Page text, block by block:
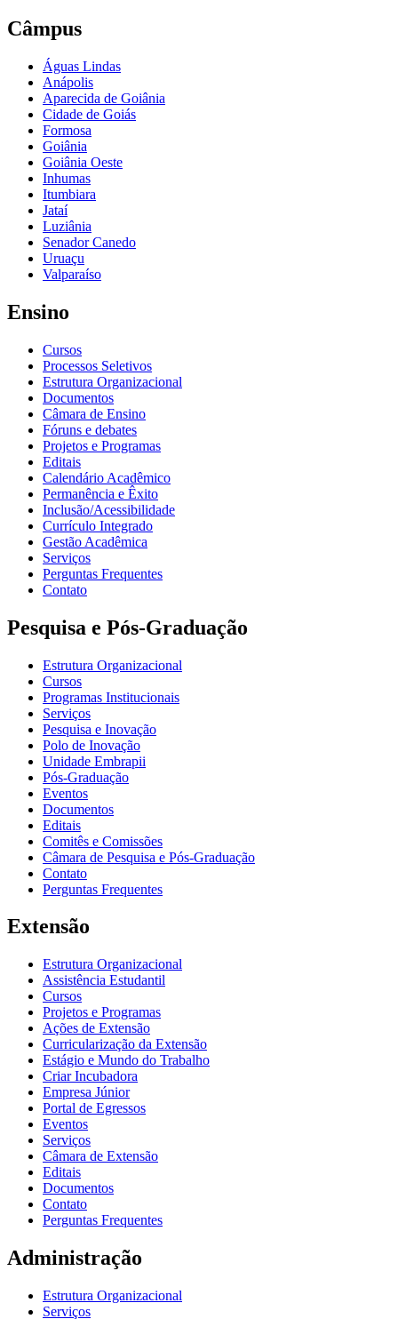
Câmpus
Águas Lindas
Anápolis
Aparecida de Goiânia
Cidade de Goiás
Formosa
Goiânia
Goiânia Oeste
Inhumas
Itumbiara
Jataí
Luziânia
Senador Canedo
Uruaçu
Valparaíso
Ensino
Cursos
Processos Seletivos
Estrutura Organizacional
Documentos
Câmara de Ensino
Fóruns e debates
Projetos e Programas
Editais
Calendário Acadêmico
Permanência e Êxito
Inclusão/Acessibilidade
Currículo Integrado
Gestão Acadêmica
Serviços
Perguntas Frequentes
Contato
Pesquisa e Pós-Graduação
Estrutura Organizacional
Cursos
Programas Institucionais
Serviços
Pesquisa e Inovação
Polo de Inovação
Unidade Embrapii
Pós-Graduação
Eventos
Documentos
Editais
Comitês e Comissões
Câmara de Pesquisa e Pós-Graduação
Contato
Perguntas Frequentes
Extensão
Estrutura Organizacional
Assistência Estudantil
Cursos
Projetos e Programas
Ações de Extensão
Curricularização da Extensão
Estágio e Mundo do Trabalho
Criar Incubadora
Empresa Júnior
Portal de Egressos
Eventos
Serviços
Câmara de Extensão
Editais
Documentos
Contato
Perguntas Frequentes
Administração
Estrutura Organizacional
Serviços